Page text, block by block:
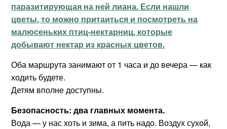
паразитирующая на ней лиана. Если нашли
цветы, то можно притаиться и посмотреть на
малюсеньких птиц-нектарниц, которые
добывают нектар из красных цветов.
Оба маршрута занимают от 1 часа и до вечера — как
ходить будете.
Детям вполне доступны.
Безопасность: два главных момента.
Вода — у нас хоть и зима, а пить надо. Воздух сухой,